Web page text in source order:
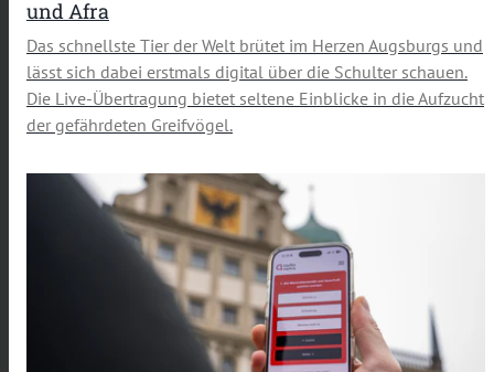
und Afra
Das schnellste Tier der Welt brütet im Herzen Augsburgs und
lässt sich dabei erstmals digital über die Schulter schauen.
Die Live-Übertragung bietet seltene Einblicke in die Aufzucht
der gefährdeten Greifvögel.